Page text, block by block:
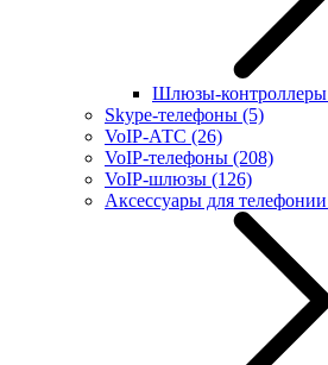
Шлюзы-контроллеры
Skype-телефоны (5)
VoIP-АТС (26)
VoIP-телефоны (208)
VoIP-шлюзы (126)
Аксессуары для телефонии